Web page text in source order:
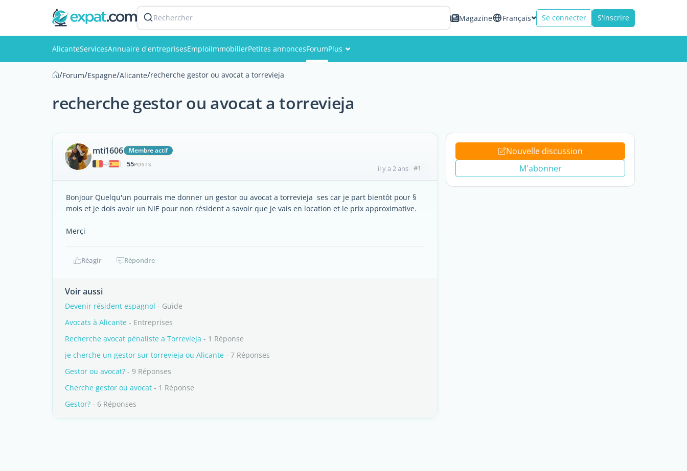
Rechercher Magazine Français Se connecter S'inscrire
AlicanteServicesAnnuaire d'entreprisesEmploiImmobilierPetites annoncesForumPlus
Membres
/Forum/Espagne/Alicante/recherche gestor ou avocat a torrevieja
recherche gestor ou avocat a torrevieja
mti1606
Membre actif
|
55POSTS il y a 2 ans #1
Bonjour Quelqu'un pourrais me donner un gestor ou avocat a torrevieja ses car je part bientôt pour §
mois et je dois avoir un NIE pour non résident a savoir que je vais en location et le prix approximative.
Merçi
Réagir Répondre
Voir aussi
Devenir résident espagnol - Guide
Avocats à Alicante - Entreprises
Recherche avocat pénaliste a Torrevieja - 1 Réponse
je cherche un gestor sur torrevieja ou Alicante - 7 Réponses
Gestor ou avocat? - 9 Réponses
Cherche gestor ou avocat - 1 Réponse
Gestor? - 6 Réponses
Nouvelle discussion
M'abonner